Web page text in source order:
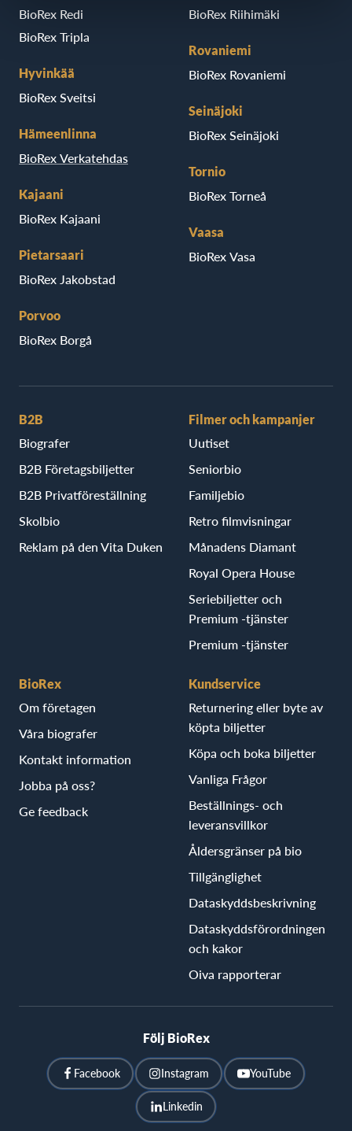
BioRex Redi
BioRex Tripla
Hyvinkää
BioRex Sveitsi
Hämeenlinna
BioRex Verkatehdas
Kajaani
BioRex Kajaani
Pietarsaari
BioRex Jakobstad
Porvoo
BioRex Borgå
BioRex Riihimäki
Rovaniemi
BioRex Rovaniemi
Seinäjoki
BioRex Seinäjoki
Tornio
BioRex Torneå
Vaasa
BioRex Vasa
B2B
Biografer
B2B Företagsbiljetter
B2B Privatföreställning
Skolbio
Reklam på den Vita Duken
Filmer och kampanjer
Uutiset
Seniorbio
Familjebio
Retro filmvisningar
Månadens Diamant
Royal Opera House
Seriebiljetter och
Premium -tjänster
Premium -tjänster
BioRex
Om företagen
Våra biografer
Kontakt information
Jobba på oss?
Ge feedback
Kundservice
Returnering eller byte av
köpta biljetter
Köpa och boka biljetter
Vanliga Frågor
Beställnings- och
leveransvillkor
Åldersgränser på bio
Tillgänglighet
Dataskyddsbeskrivning
Dataskyddsförordningen
och kakor
Oiva rapporterar
Följ BioRex
Facebook Instagram YouTube
Linkedin